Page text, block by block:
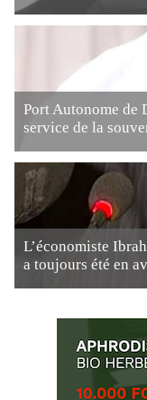
Port Autonome de
service de la
L’économiste
a toujours été en